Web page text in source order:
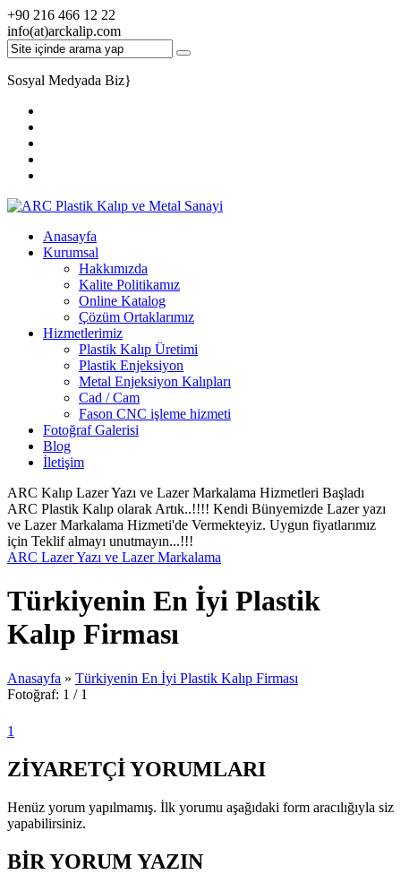
+90 216 466 12 22
info(at)arckalip.com
Sosyal Medyada Biz}
Anasayfa
Kurumsal
Hakkımızda
Kalite Politikamız
Online Katalog
Çözüm Ortaklarımız
Hizmetlerimiz
Plastik Kalıp Üretimi
Plastik Enjeksiyon
Metal Enjeksiyon Kalıpları
Cad / Cam
Fason CNC işleme hizmeti
Fotoğraf Galerisi
Blog
İletişim
ARC Kalıp Lazer Yazı ve Lazer Markalama Hizmetleri Başladı
ARC Plastik Kalıp olarak Artık..!!!! Kendi Bünyemizde Lazer yazı
ve Lazer Markalama Hizmeti'de Vermekteyiz. Uygun fiyatlarımız
için Teklif almayı unutmayın...!!!
ARC Lazer Yazı ve Lazer Markalama
Türkiyenin En İyi Plastik
Kalıp Firması
Anasayfa » Türkiyenin En İyi Plastik Kalıp Firması
Fotoğraf: 1 / 1
1
ZİYARETÇİ YORUMLARI
Henüz yorum yapılmamış. İlk yorumu aşağıdaki form aracılığıyla siz
yapabilirsiniz.
BİR YORUM YAZIN